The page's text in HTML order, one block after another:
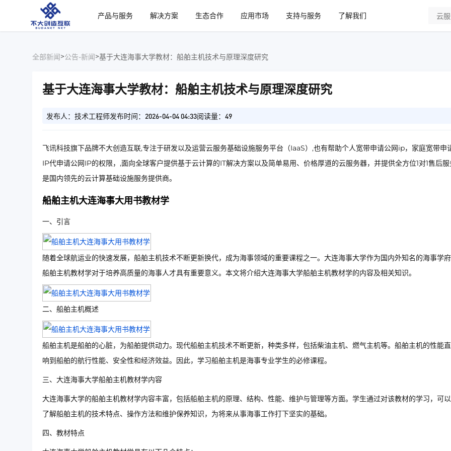
产品与服务
解决方案 生态合作 应用市场 支持与服务
了解我们
全部新闻>公告-新闻>基于大连海事大学教材：船舶主机技术与原理深度研究
基于大连海事大学教材：船舶主机技术与原理深度研究
发布人：技术工程师发布时间：2026-04-04 04:33阅读量：49
飞讯科技旗下品牌不大创造互联,专注于研发以及运营云服务基础设施服务平台（IaaS）,也有帮助个人宽带申请公网ip，家庭宽带申
IP代申请公网IP的权限，,面向全球客户提供基于云计算的IT解决方案以及简单易用、价格厚道的云服务器，并提供全方位1对1售后服
是国内领先的云计算基础设施服务提供商。
船舶主机大连海事大用书教材学
一、引言
随着全球航运业的快速发展，船舶主机技术不断更新换代，成为海事领域的重要课程之一。大连海事大学作为国内外知名的海事学
船舶主机教材学对于培养高质量的海事人才具有重要意义。本文将介绍大连海事大学船舶主机教材学的内容及相关知识。
二、船舶主机概述
船舶主机是船舶的心脏，为船舶提供动力。现代船舶主机技术不断更新，种类多样，包括柴油主机、燃气主机等。船舶主机的性能
响到船舶的航行性能、安全性和经济效益。因此，学习船舶主机是海事专业学生的必修课程。
三、大连海事大学船舶主机教材学内容
大连海事大学的船舶主机教材学内容丰富，包括船舶主机的原理、结构、性能、维护与管理等方面。学生通过对该教材的学习，可
了解船舶主机的技术特点、操作方法和维护保养知识，为将来从事海事工作打下坚实的基础。
四、教材特点